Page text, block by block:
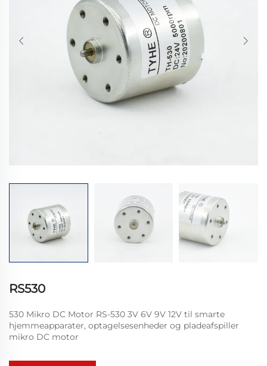
RS530
530 Mikro DC Motor RS-530 3V 6V 9V 12V til smarte
hjemmeapparater, optagelsesenheder og pladeafspiller
mikro DC motor